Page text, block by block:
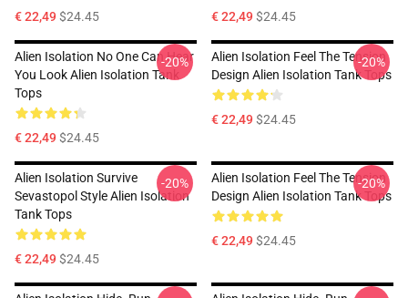
€ 22,49$24.45 € 22,49$24.45
Alien Isolation No One Can Hear
You Look Alien Isolation Tank
Tops
€ 22,49$24.45
-20%
Alien Isolation Feel The Tension
Design Alien Isolation Tank Tops
€ 22,49$24.45
-20%
Alien Isolation Survive
Sevastopol Style Alien Isolation
Tank Tops
€ 22,49$24.45
-20%
Alien Isolation Feel The Tension
Design Alien Isolation Tank Tops
€ 22,49$24.45
-20%